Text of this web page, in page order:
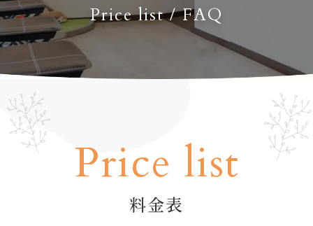
Price list / FAQ
Price list
料金表